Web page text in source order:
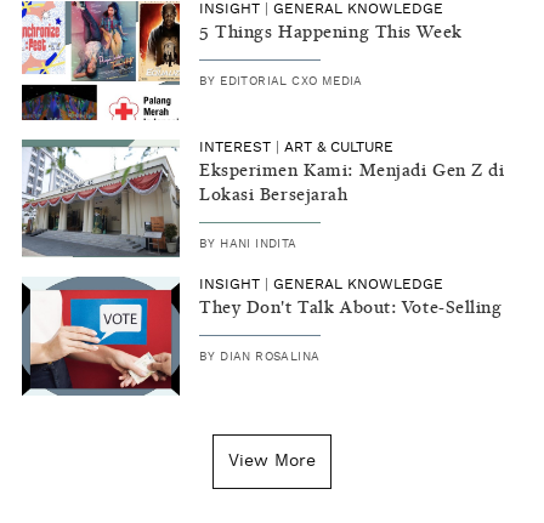
INSIGHT GENERAL KNOWLEDGE
5 Things Happening This Week
BY EDITORIAL CXO MEDIA
INTEREST ART & CULTURE
Eksperimen Kami: Menjadi Gen Z di
Lokasi Bersejarah
BY HANI INDITA
INSIGHT GENERAL KNOWLEDGE
They Don't Talk About: Vote-Selling
BY DIAN ROSALINA
View More